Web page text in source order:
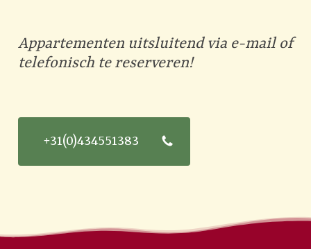
Appartementen uitsluitend via e-mail of
telefonisch te reserveren!
+31(0)434551383